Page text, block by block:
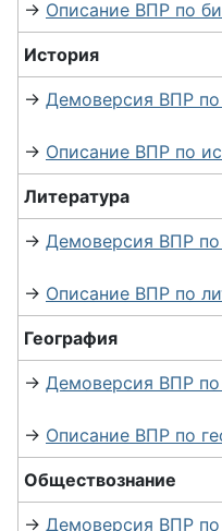
→ Описание ВПР по
История
→ Демоверсия ВПР
→ Описание ВПР по
Литература
→ Демоверсия ВПР по
→ Описание ВПР по
География
→ Демоверсия ВПР по
→ Описание ВПР по
Обществознание
→ Демоверсия ВПР